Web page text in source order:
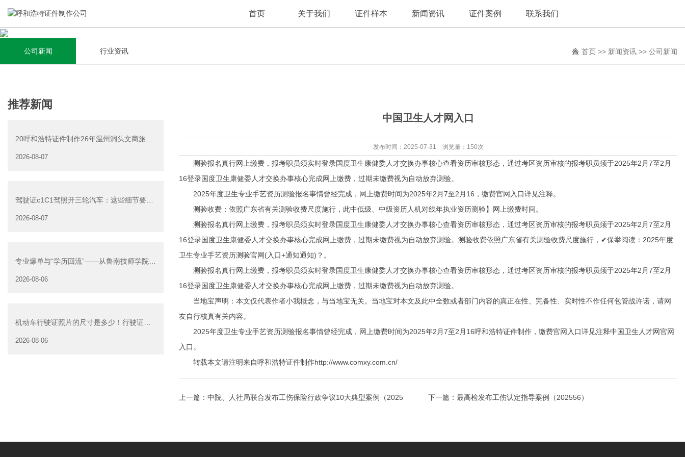
首页 关于我们
关于我们
集研发，设计，制造，安装于一体，多元化的定制需求，为上
千家企业提供过专业定制服务！
查看详情
证件样本 新闻资讯
新闻资讯
全自动流水线规模化生产，准时按期交货，年生产能力超过
40W万方米以上，拥有遍布全国的商务合作伙伴和较为完善的
查看详情
证件案例 联系我们
公司新闻 行业资讯 首页 >> 新闻资讯 >> 公司新闻
推荐新闻
20呼和浩特证件制作26年温州洞头文商旅游
2026-08-07
驾驶证c1C1驾照开三轮汽车：这些细节要注
2026-08-07
专业爆单与“学历回流”——从鲁南技师学院透
2026-08-06
机动车行驶证照片的尺寸是多少！行驶证照
2026-08-06
中国卫生人才网入口
发布时间：2025-07-31 浏览量：150次
测验报名真行网上缴费，报考职员须实时登录国度卫生康健委人才交换办事核心查看资历审核形态，通过考区资历审核的报考职员须于2025年2月7至2月
16登录国度卫生康健委人才交换办事核心完成网上缴费，过期未缴费视为自动放弃测验。
2025年度卫生专业手艺资历测验报名事情曾经完成，网上缴费时间为2025年2月7至2月16，缴费官网入口详见注释。
测验收费：依照广东省有关测验收费尺度施行，此中低级、中级资历人机对线年执业资历测验】网上缴费时间。
测验报名真行网上缴费，报考职员须实时登录国度卫生康健委人才交换办事核心查看资历审核形态，通过考区资历审核的报考职员须于2025年2月7至2月
16登录国度卫生康健委人才交换办事核心完成网上缴费，过期未缴费视为自动放弃测验。测验收费依照广东省有关测验收费尺度施行，✔保举阅读：2025年度
卫生专业手艺资历测验官网(入口+通知通知)？。
测验报名真行网上缴费，报考职员须实时登录国度卫生康健委人才交换办事核心查看资历审核形态，通过考区资历审核的报考职员须于2025年2月7至2月
16登录国度卫生康健委人才交换办事核心完成网上缴费，过期未缴费视为自动放弃测验。
当地宝声明：本文仅代表作者小我概念，与当地宝无关。当地宝对本文及此中全数或者部门内容的真正在性、完备性、实时性不作任何包管战许诺，请网
友自行核真有关内容。
2025年度卫生专业手艺资历测验报名事情曾经完成，网上缴费时间为2025年2月7至2月16呼和浩特证件制作，缴费官网入口详见注释中国卫生人才网官网
入口。
转载本文请注明来自呼和浩特证件制作http://www.comxy.com.cn/
上一篇： 中院、人社局联合发布工伤保险行政争议10大典型案例（2025 下一篇： 最高检发布工伤认定指导案例（202556）